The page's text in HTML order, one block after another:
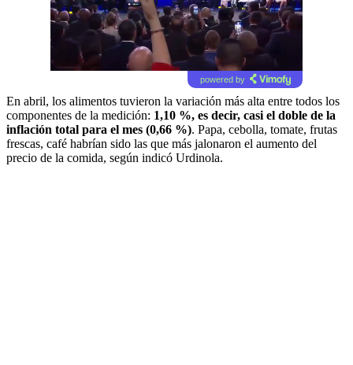
powered by
En abril, los alimentos tuvieron la variación más alta entre todos los
componentes de la medición: 1,10 %, es decir, casi el doble de la
inflación total para el mes (0,66 %). Papa, cebolla, tomate, frutas
frescas, café habrían sido las que más jalonaron el aumento del
precio de la comida, según indicó Urdinola.